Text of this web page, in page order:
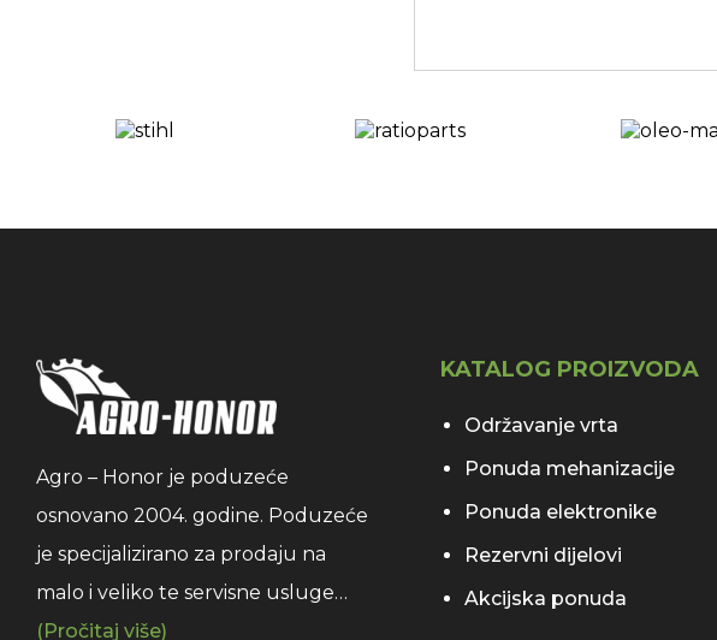
Agro – Honor je poduzeće
osnovano 2004. godine. Poduzeće
je specijalizirano za prodaju na
malo i veliko te servisne usluge…
(Pročitaj više)
KATALOG PROIZVODA
Održavanje vrta
Ponuda mehanizacije
Ponuda elektronike
Rezervni dijelovi
Akcijska ponuda